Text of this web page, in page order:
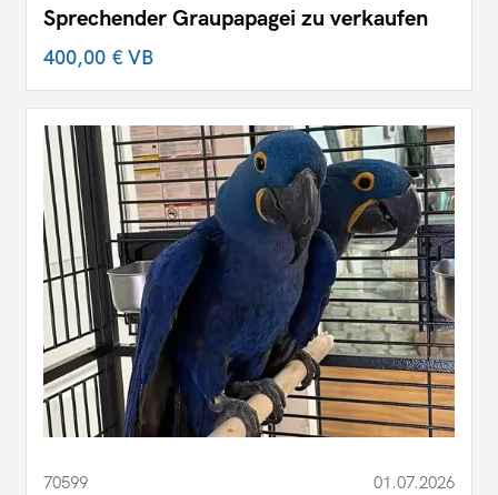
Sprechender Graupapagei zu verkaufen
400,00 €VB
70599 01.07.2026